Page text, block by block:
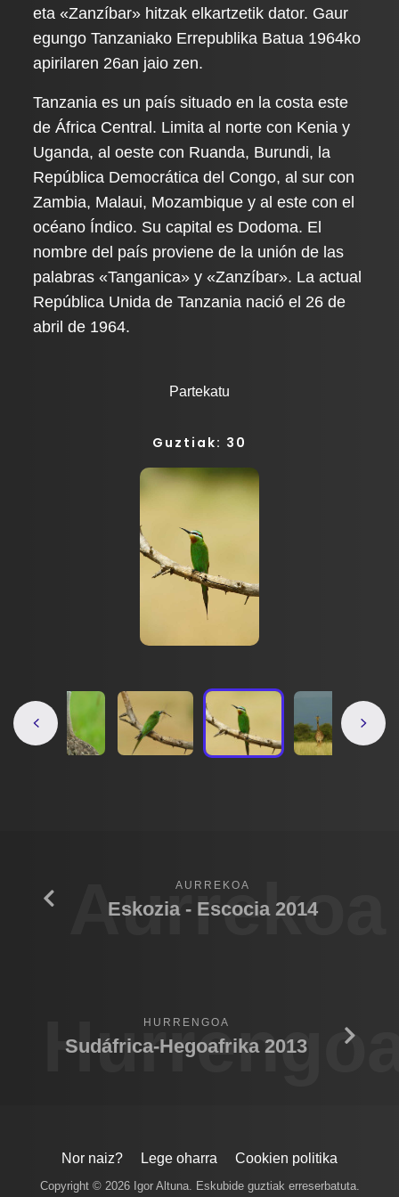
eta «Zanzíbar» hitzak elkartzetik dator. Gaur
egungo Tanzaniako Errepublika Batua 1964ko
apirilaren 26an jaio zen.
Tanzania es un país situado en la costa este
de África Central. Limita al norte con Kenia y
Uganda, al oeste con Ruanda, Burundi, la
República Democrática del Congo, al sur con
Zambia, Malaui, Mozambique y al este con el
océano Índico. Su capital es Dodoma. El
nombre del país proviene de la unión de las
palabras «Tanganica» y «Zanzíbar». La actual
República Unida de Tanzania nació el 26 de
abril de 1964.
Partekatu
Guztiak: 30
Aurrekoa
AURREKOA
Eskozia - Escocia 2014
HURRENGOA
Sudáfrica-Hegoafrika 2013
Nor naiz? Lege oharra Cookien politika
Copyright © 2026 Igor Altuna. Eskubide guztiak erreserbatuta.